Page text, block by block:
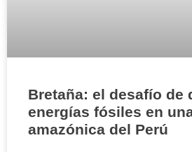
Bretaña: el desafío de
energías fósiles en
amazónica del Perú